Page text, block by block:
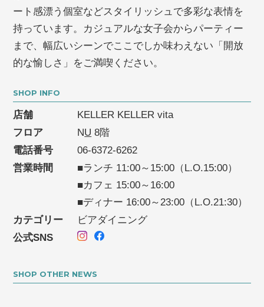
ート感漂う個室などスタイリッシュで多彩な表情を
持っています。カジュアルな女子会からパーティー
まで、幅広いシーンでここでしか味わえない「開放
的な愉しさ」をご満喫ください。
SHOP INFO
店舗
KELLER KELLER vita
フロア
NU 8階
電話番号
06-6372-6262
営業時間
■ランチ 11:00～15:00（L.O.15:00）
■カフェ 15:00～16:00
■ディナー 16:00～23:00（L.O.21:30）
カテゴリー
ビアダイニング
公式SNS
SHOP OTHER NEWS